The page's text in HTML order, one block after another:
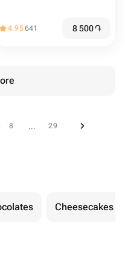
4.95641 8 500֏
8 ... 29
Cheesecakes